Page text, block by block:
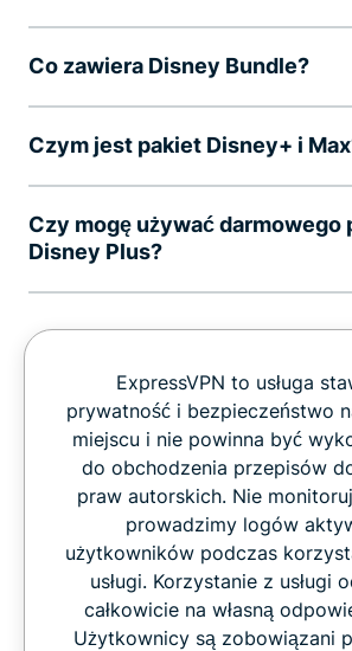
Co zawiera Disney Bundle?
Czym jest pakiet Disney+ i
Czy mogę używać darmowego
Disney Plus?
ExpressVPN to usługa
prywatność i bezpieczeństwo
miejscu i nie powinna być
do obchodzenia przepisów
praw autorskich. Nie
prowadzimy logów
użytkowników podczas
usługi. Korzystanie z usługi
całkowicie na własną
Użytkownicy są zobowiązani